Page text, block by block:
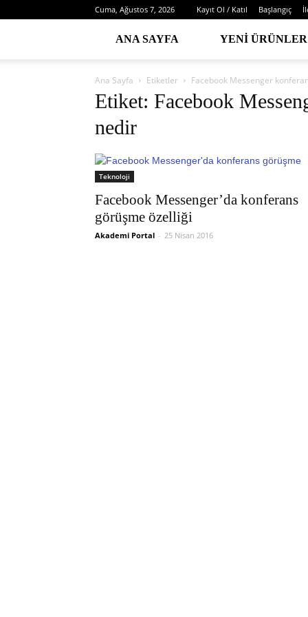
Cuma, Ağustos 7, 2026 Kayıt Ol / Katıl Başlangıç
ANA SAYFA YENI ÜRÜNLER
Ana Sayfa Etiketler Facebook Messenger
Etiket: Facebook
nedir
Teknoloji
Facebook Messenger’da konferans
görüşme özelliği
Akademi Portal - 25 Nisan 2016